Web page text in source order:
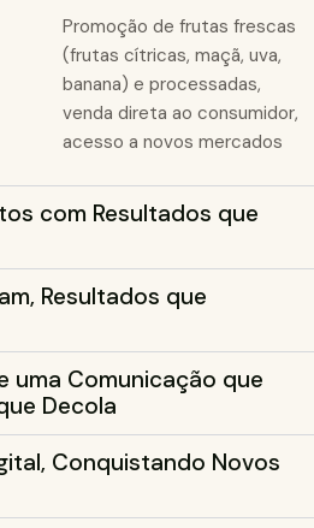
Promoção de frutas frescas
(frutas cítricas, maçã, uva,
banana) e processadas,
venda direta ao consumidor,
acesso a novos mercados
com Resultados que
Resultados que
uma Comunicação que
Decola
Conquistando Novos